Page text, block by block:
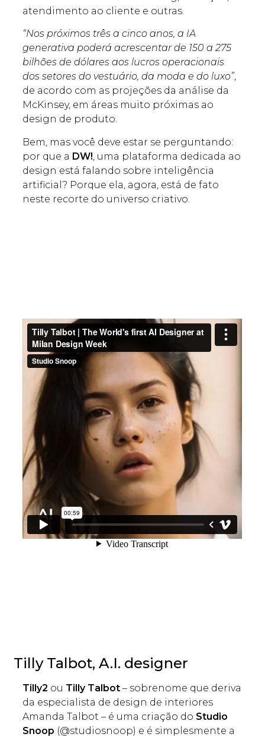
atendimento ao cliente e outras.
“Nos próximos três a cinco anos, a IA
generativa poderá acrescentar de 150 a 275
bilhões de dólares aos lucros operacionais
dos setores do vestuário, da moda e do luxo”,
de acordo com as projeções da análise da
McKinsey, em áreas muito próximas ao
design de produto.
Bem, mas você deve estar se perguntando:
por que a DW! , uma plataforma dedicada ao
design está falando sobre inteligência
artificial? Porque ela, agora, está de fato
neste recorte do universo criativo.
Tilly Talbot, A.I. designer
Tilly2 ou Tilly Talbot – sobrenome que deriva
da especialista de design de interiores
Amanda Talbot – é uma criação do Studio
Snoop (@studiosnoop) e é simplesmente a